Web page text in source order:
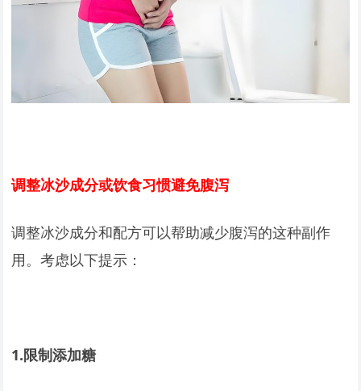
调整冰沙成分或饮食习惯避免腹泻
调整冰沙成分和配方可以帮助减少腹泻的这种副作
用。考虑以下提示：
1.限制添加糖